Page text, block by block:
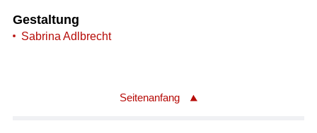
Gestaltung
Sabrina Adlbrecht
Seitenanfang